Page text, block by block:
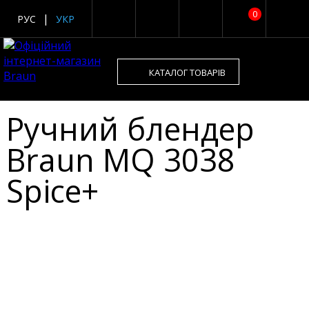
0
РУС УКР
КАТАЛОГ ТОВАРІВ
Ручний блендер
Braun MQ 3038
Spice+